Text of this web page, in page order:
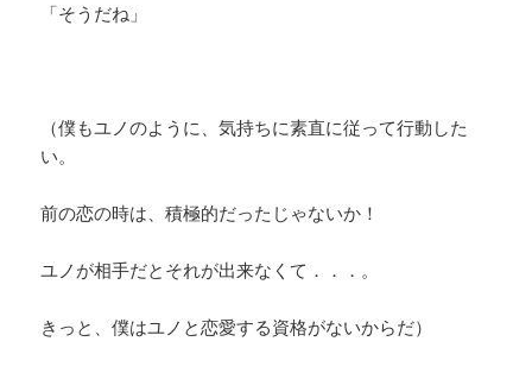
「そうだね」
（僕もユノのように、気持ちに素直に従って行動した
い。
前の恋の時は、積極的だったじゃないか！
ユノが相手だとそれが出来なくて．．．。
きっと、僕はユノと恋愛する資格がないからだ）